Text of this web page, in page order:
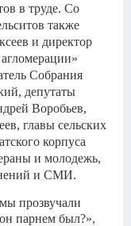
в труде. Со
также
и директор
Собрания
депутаты
Воробьев,
главы сельских
корпуса
и молодежь,
и СМИ.
прозвучали
парнем был?»,